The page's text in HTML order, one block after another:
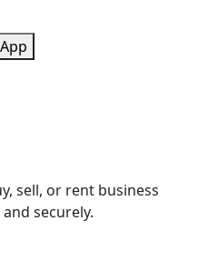
sell, or rent business
securely.